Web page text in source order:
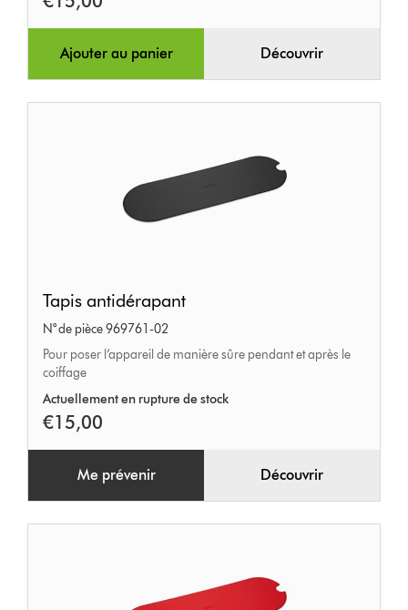
Ajouter au panier Découvrir
antidérapant
Tapis antidérapant
N° de pièce 969761-02
Pour poser l’appareil de manière sûre pendant et après le
coiffage
Actuellement en rupture de stock
€15,00
Me prévenir Découvrir